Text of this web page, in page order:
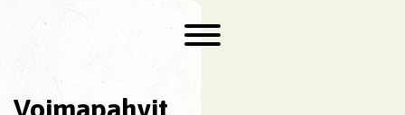
Voimapahvit